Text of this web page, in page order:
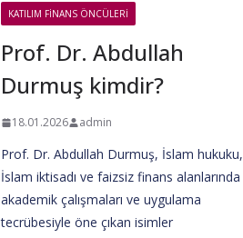
KATILIM FINANS ÖNCÜLERI
Prof. Dr. Abdullah
Durmuş kimdir?
18.01.2026 admin
Prof. Dr. Abdullah Durmuş, İslam hukuku,
İslam iktisadı ve faizsiz finans alanlarında
akademik çalışmaları ve uygulama
tecrübesiyle öne çıkan isimler